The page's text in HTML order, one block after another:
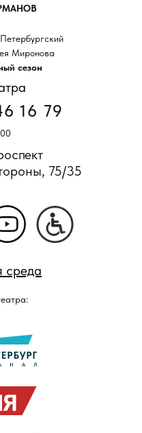
16 79
Миронова
сезон
75/35
среда